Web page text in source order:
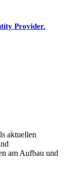
Provider.
aktuellen
am Aufbau und